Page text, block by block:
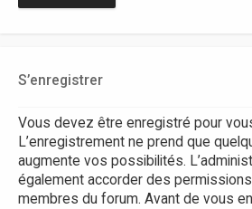
S’enregistrer
Vous devez être enregistré pour
L’enregistrement ne prend que
augmente vos possibilités.
également accorder des
membres du forum. Avant de vous